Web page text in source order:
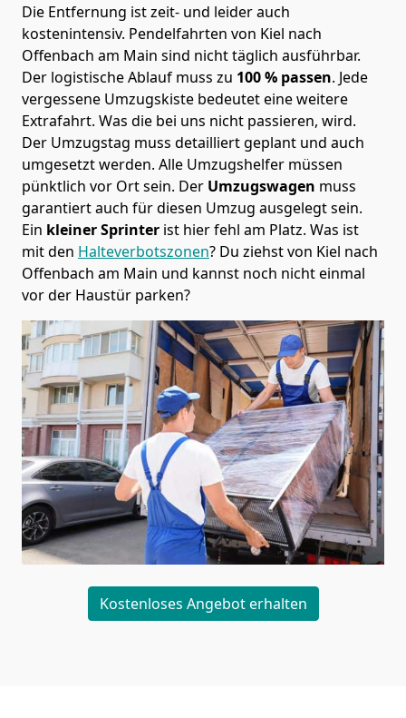
Die Entfernung ist zeit- und leider auch
kostenintensiv. Pendelfahrten von Kiel nach
Offenbach am Main sind nicht täglich ausführbar.
Der logistische Ablauf muss zu 100 % passen. Jede
vergessene Umzugskiste bedeutet eine weitere
Extrafahrt. Was die bei uns nicht passieren, wird.
Der Umzugstag muss detailliert geplant und auch
umgesetzt werden. Alle Umzugshelfer müssen
pünktlich vor Ort sein. Der Umzugswagen muss
garantiert auch für diesen Umzug ausgelegt sein.
Ein kleiner Sprinter ist hier fehl am Platz. Was ist
mit den Halteverbotszonen? Du ziehst von Kiel nach
Offenbach am Main und kannst noch nicht einmal
vor der Haustür parken?
Kostenloses Angebot erhalten